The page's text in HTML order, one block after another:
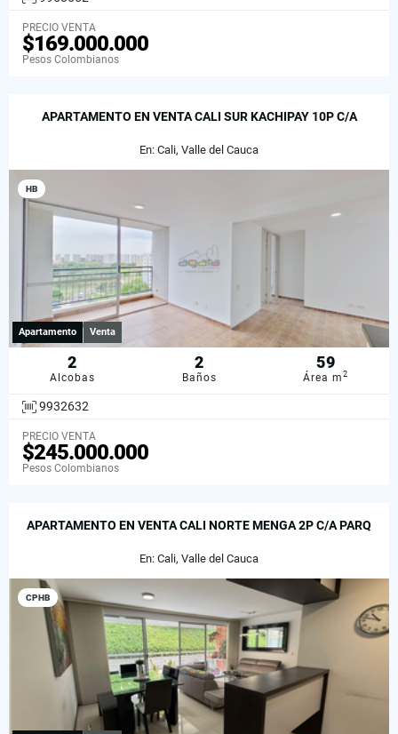
PRECIO VENTA
$169.000.000
Pesos Colombianos
APARTAMENTO EN VENTA CALI SUR KACHIPAY 10P C/A
En: Cali, Valle del Cauca
HB
Apartamento Venta
2
Alcobas
2
Baños
59
Área m2
9932632
PRECIO VENTA
$245.000.000
Pesos Colombianos
APARTAMENTO EN VENTA CALI NORTE MENGA 2P C/A PARQ
En: Cali, Valle del Cauca
CPHB